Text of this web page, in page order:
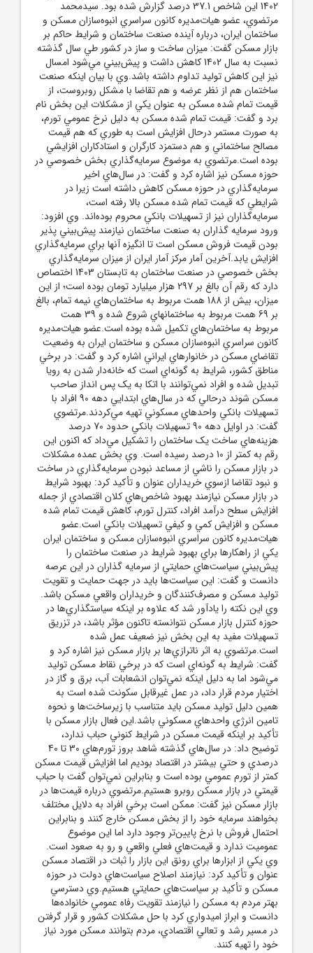
1402 اين شاخص 37.1 درصد گزارش شده بود. سيدمحمد
مرتضوي، عضو هيات‌مديره کانون سراسري انبوه‌سازان مسکن و
ساختمان ايران، درباره آينده صنعت ساختمان و شرايط حاکم بر
بازار مسکن گفت: ميزان ساخت و ساز در کشور طي سال گذشته
نسبت به سال 1402 کاهش داشت و پيش‌بيني مي‌شود امسال
نيز اين کاهش توليد تداوم داشته باشد.وي با بيان اينکه صنعت
ساختمان هم از نظر عرضه و هم تقاضا با مشکل روبروست، از
قيمت تمام شده مسکن به عنوان يکي از مشکلات اين بخش نام
برد و گفت: قيمت تمام شده مسکن به دليل نرخ عمومي تورم،
به صورت مستمر درحال افزايش است به طوري که هم قيمت
مصالح ساختماني و هم دستمزد کارگران و استادکاران افزايشي
بوده است.مرتضوي به موضوع سرمايه‌گذاري بخش خصوصي در
حوزه مسکن نيز اشاره کرد و گفت: در سال‌هاي اخير
سرمايه‌گذاري در حوزه مسکن کاهش داشته است زيرا در
شرايطي که قيمت تمام شده مسکن بالا رفته است،
سرمايه‌گذاران نيز از تسهيلات بانکي محروم بوده‌اند. وي افزود:
ورود سرمايه گذاران به صنعت ساختمان نيازمند پيش‌بيني پذير
بودن قيمت فروش مسکن است تا انگيزه آنها براي سرمايه‌گذاري
افزايش يابد.آخرين آمار مرکز آمار ايران از ميزان سرمايه‌گذاري
بخش خصوصي در صنعت ساختمان به تابستان 1403 اختصاص
دارد که رقم آن بالغ بر 297 هزار ميليارد تومان بوده است؛ از اين
ميزان، بيش از 188 همت مربوط به ساختمان‌هاي نيمه تمام، بالغ
بر 69 همت مربوط به ساختمانهاي شروع شده و 39 همت
مربوط به ساختمان‌هاي تکميل شده بوده است.عضو هيات‌مديره
کانون سراسري انبوه‌سازان مسکن و ساختمان ايران به وضعيت
تقاضاي مسکن در خانوارهاي ايراني اشاره کرد و گفت: در برخي
مناطق کشور، شرايط به گونه‌اي است که خانه‌دار شدن به رويا
تبديل شده و افراد نمي‌توانند با اتکا به يک پس انداز صاحب
مسکن شوند درحالي که در سال‌هاي ابتدايي دهه 90 افراد با
تسهيلات بانکي واحدهاي مسکوني تهيه مي‌کردند.مرتضوي
گفت: در اوايل دهه 90 تسهيلات بانکي حدود 70 درصد
هزينه‌هاي ساخت يک ساختمان را تشکيل مي‌داد که اکنون اين
رقم به کمتر از 10 درصد رسيده است. وي بخش عمده مشکلات
در بازار مسکن را ناشي از مساعد نبودن سرمايه‌گذاري در ساخت
و نبود تقاضا ازسوي خريداران عنوان و تأکيد کرد: بهبود شرايط
در بازار مسکن نيازمند بهبود شاخص‌هاي کلان اقتصادي از جمله
افزايش سطح درآمد افراد، کنترل تورم، کاهش قيمت تمام شده
مسکن و افزايش کمي و کيفي تسهيلات بانکي است.عضو
هيات‌مديره کانون سراسري انبوه‌سازان مسکن و ساختمان ايران
يکي از راهکارها براي بهبود شرايط در صنعت ساختمان را
پيش‌بيني سياست‌هاي حمايتي از سرمايه گذاران در اين عرصه
دانست و گفت: اين سياست‌ها بايد در جهت حمايت و تقويت
توليد مسکن و مصرف‌کنندگان و خريداران واقعي مسکن باشد.
وي اين نکته را يادآور شد که علاوه بر اينکه سياستگذاري‌ها در
حوزه کنترل بازار مسکن نتوانسته تاکنون مؤثر باشد، در تزريق
تسهيلات مفيد به اين بخش نيز ضعيف عمل شده
است.مرتضوي به اثر ناترازي‌ها بر بازار مسکن نيز اشاره کرد و
گفت: شرايط به گونه‌اي است که در برخي نقاط مسکن توليد
مي‌شود اما به دليل اينکه نمي‌توان انشعابات آب، برق و گاز در
اختيار مردم قرار داد، در عمل غيرقابل سکونت شده است به
همين دليل توليد مسکن بايد متناسب با زيرساخت‌ها و نحوه
تامين انرژي واحدهاي مسکوني باشد.اين فعال بازار مسکن با
تأکيد بر اينکه قيمت مسکن در شرايط کنوني حباب ندارد،
توضيح داد: در سال‌هاي گذشته شاهد بروز تورم‌هاي 30 تا 40
درصدي و حتي بيشتر در اقتصاد بوديم اما افزايش قيمت مسکن
کمتر از تورم عمومي بوده است و بنابراين نمي‌توان گفت با حباب
قيمتي در بازار مسکن روبرو هستيم.مرتضوي درباره قيمت‌ها در
بازار مسکن نيز گفت: ممکن است برخي افراد به دلايل مختلف
بخواهند سرمايه خود را از بخش مسکن خارج کنند و بنابراين
احتمال فروش با نرخ پايين‌تر وجود دارد اما اين موضوع
عموميت ندارد و قيمت‌هاي فعلي واقعي و رو به صعود است.
وي يکي از ابزارها براي رونق اين بازار را ثبات در اقتصاد مسکن
عنوان و تأکيد کرد: نيازمند اصلاح سياست‌هاي دولت در حوزه
مسکن و تأکيد بر سياست‌هاي حمايتي هستيم.وي دسترسي
بهتر مردم به مسکن را نيازمند تقويت رفاه عمومي خانواده‌ها
دانست و ابراز اميدواري کرد با حل مشکلات کشور و قرار گرفتن
در مسير رشد و تعالي اقتصادي، مردم بتوانند مسکن مورد نياز
خود را تهيه کنند.